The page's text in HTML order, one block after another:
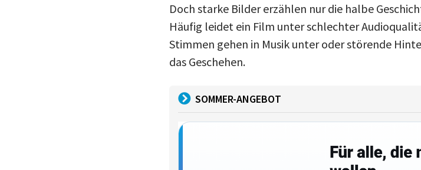
Doch starke Bilder erzählen nur die halbe
Häufig leidet ein Film unter schlechter
Stimmen gehen in Musik unter oder störende
das Geschehen.
SOMMER-ANGEBOT